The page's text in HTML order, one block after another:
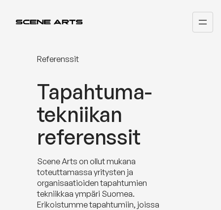
sisältöön
Referenssit
Tapahtuma­
tekniikan
referenssit
Scene Arts on ollut mukana
toteuttamassa yritysten ja
organisaatioiden tapahtumien
tekniikkaa ympäri Suomea.
Erikoistumme tapahtumiin, joissa